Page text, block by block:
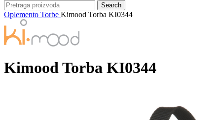
Search
Oplemento Torbe Kimood Torba KI0344
Kimood Torba KI0344